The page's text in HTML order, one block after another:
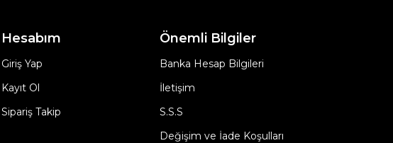
Hesabım
Giriş Yap
Kayıt Ol
Sipariş Takip
Önemli Bilgiler
Banka Hesap Bilgileri
İletişim
S.S.S
Değişim ve İade Koşulları